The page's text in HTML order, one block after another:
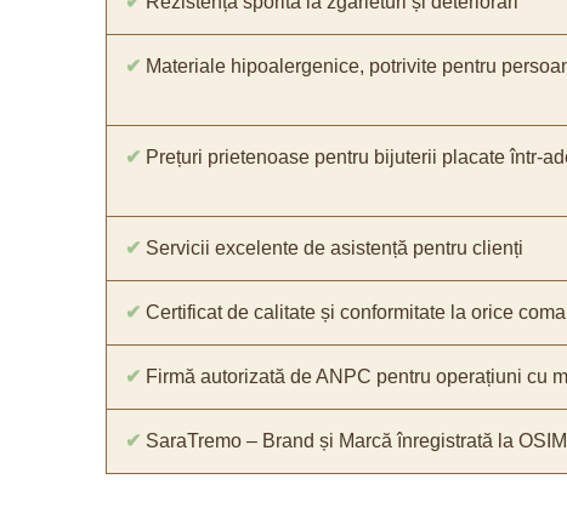
✔ Materiale hipoalergenice, potrivite pentru
✔ Prețuri prietenoase pentru bijuterii placate într-
✔ Servicii excelente de asistență pentru clienți
✔ Certificat de calitate și conformitate la orice
✔ Firmă autorizată de ANPC pentru operațiuni cu
✔ SaraTremo – Brand și Marcă înregistrată la OSIM